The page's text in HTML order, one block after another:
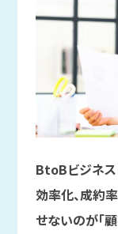
BtoBビジネス
効率化、成約
せないのが「